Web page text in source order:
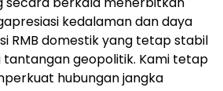
kedalaman dan daya
RMB domestik yang tetap stabil
tantangan geopolitik. Kami tetap
hubungan jangka